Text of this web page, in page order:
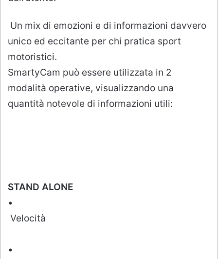
Un mix di emozioni e di informazioni davvero
unico ed eccitante per chi pratica sport
motoristici.
SmartyCam può essere utilizzata in 2
modalità operative, visualizzando una
quantità notevole di informazioni utili:
STAND ALONE
•
Velocità
•